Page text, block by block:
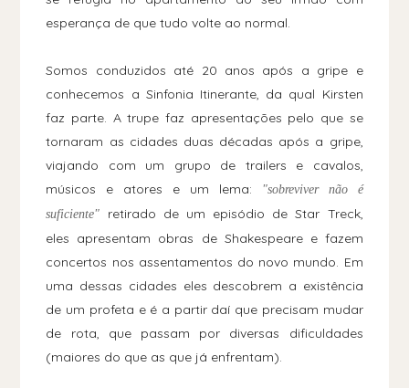
esperança de que tudo volte ao normal.
Somos conduzidos até 20 anos após a gripe e
conhecemos a Sinfonia Itinerante, da qual Kirsten
faz parte. A trupe faz apresentações pelo que se
tornaram as cidades duas décadas após a gripe,
viajando com um grupo de trailers e cavalos,
músicos e atores e um lema:
"sobreviver não é
suficiente"
retirado de um episódio de Star Treck,
eles apresentam obras de Shakespeare e fazem
concertos nos assentamentos do novo mundo. Em
uma dessas cidades eles descobrem a existência
de um profeta e é a partir daí que precisam mudar
de rota, que passam por diversas dificuldades
(maiores do que as que já enfrentam).